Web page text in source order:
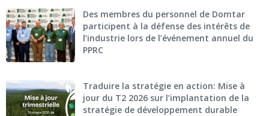
Des membres du personnel de Domtar
participent à la défense des intérêts de
l’industrie lors de l’événement annuel du
PPRC
Traduire la stratégie en action: Mise à
jour du T2 2026 sur l’implantation de la
stratégie de développement durable